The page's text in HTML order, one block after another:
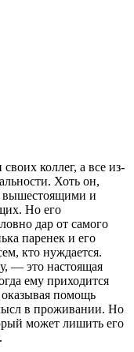
коллег, а все из-
Хоть он,
вышестоящими и
Но его
дар от самого
паренек и его
кто нуждается.
— это настоящая
ему приходится
помощь
в проживании. Но
может лишить его